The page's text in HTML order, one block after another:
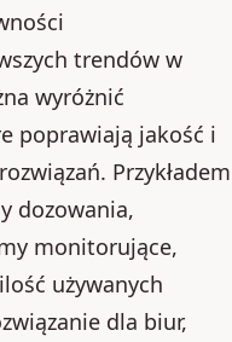
trendów w
wyróżnić
poprawiają jakość i
Przykładem
dozowania,
monitorujące,
używanych
dla biur,